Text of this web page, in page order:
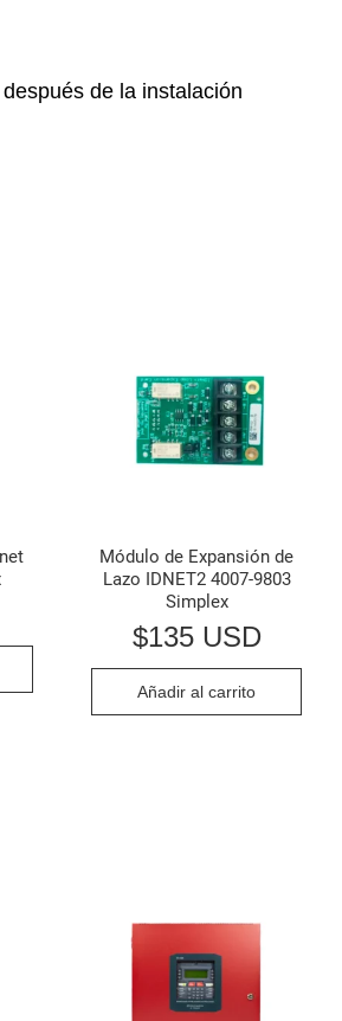
de la instalación
Módulo de Expansión de
Lazo IDNET2 4007-9803
Simplex
$135 USD
Añadir al carrito